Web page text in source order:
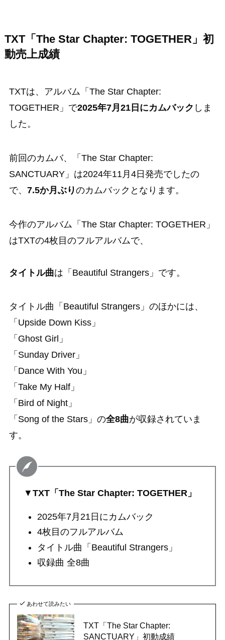
TXT「The Star Chapter: TOGETHER」初
動売上成績
TXTは、アルバム「The Star Chapter:
TOGETHER」で2025年7月21日にカムバック しま
した。
前回のカムバ、「The Star Chapter:
SANCTUARY」は2024年11月4日発売でしたの
で、 7.5か月ぶりのカムバックとなります。
今作のアルバム「The Star Chapter: TOGETHER」
はTXTの4枚目のフルアルバムで、
タイトル曲は「Beautiful Strangers」です。
タイトル曲「Beautiful Strangers」のほかには、
「Upside Down Kiss」
「Ghost Girl」
「Sunday Driver」
「Dance With You」
「Take My Half」
「Bird of Night」
「Song of the Stars」の全8曲が収録されていま
す。
▼ TXT「The Star Chapter: TOGETHER」
2025年7月21日にカムバック
4枚目のフルアルバム
タイトル曲「Beautiful Strangers」
収録曲 全8曲
あわせて読みたい
TXT「The Star Chapter:
SANCTUARY」初動成績